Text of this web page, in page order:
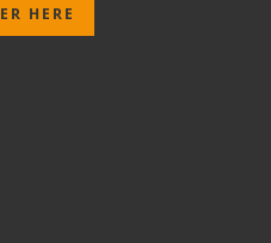
HERE